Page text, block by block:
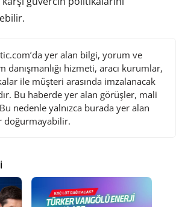
yer alan bilgi, yorum ve
danışmanlığı hizmeti, aracı kurumlar,
ile müşteri arasında imzalanacak
Bu haberde yer alan görüşler, mali
nedenle yalnızca burada yer alan
doğurmayabilir.